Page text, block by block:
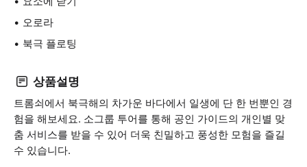
오로라
북극 플로팅
상품설명
트롬쇠에서 북극해의 차가운 바다에서 일생에 단 한 번뿐인 경
험을 해보세요. 소그룹 투어를 통해 공인 가이드의 개인별 맞
춤 서비스를 받을 수 있어 더욱 친밀하고 풍성한 모험을 즐길
수 있습니다.